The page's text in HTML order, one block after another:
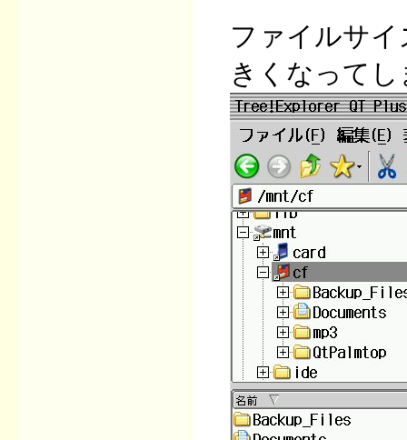
ファイルサイ
きくなって